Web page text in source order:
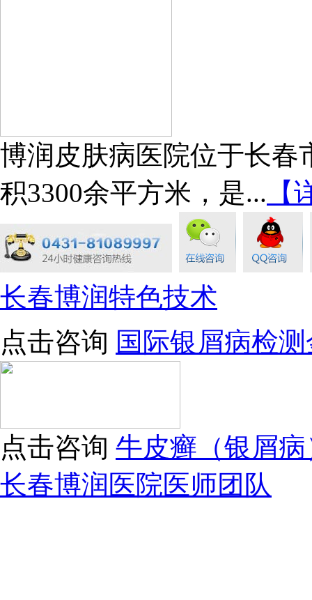
博润皮肤病医院位于长春
积3300余平方米，是... 【
长春博润特色技术
点击咨询 国际银屑病检
点击咨询 牛皮癣（银屑
长春博润医院医师团队